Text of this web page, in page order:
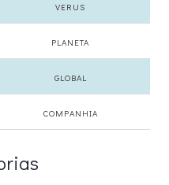
VERUS
PLANETA
GLOBAL
COMPANHIA